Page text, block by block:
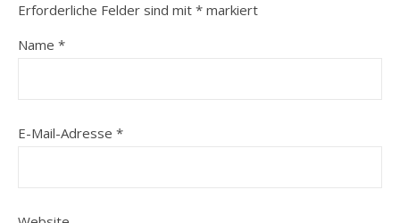
Erforderliche Felder sind mit * markiert
Name *
E-Mail-Adresse *